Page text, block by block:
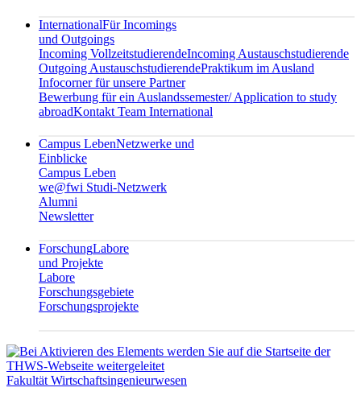
InternationalFür Incomings
und Outgoings
Incoming VollzeitstudierendeIncoming Austauschstudierende
Outgoing AustauschstudierendePraktikum im Ausland
Infocorner für unsere Partner
Bewerbung für ein Auslandssemester/ Application to study
abroadKontakt Team International
Campus LebenNetzwerke und
Einblicke
Campus Leben
we@fwi Studi-Netzwerk
Alumni
Newsletter
ForschungLabore
und Projekte
Labore
Forschungsgebiete
Forschungsprojekte
Fakultät Wirtschaftsingenieurwesen